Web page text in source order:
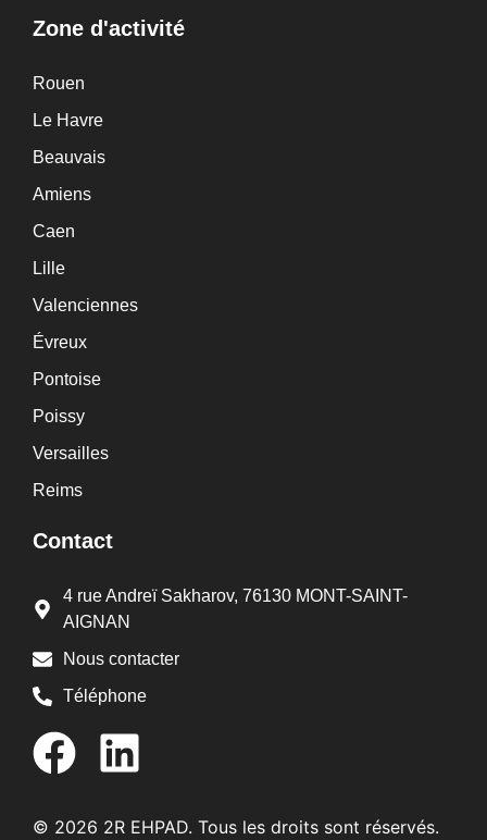
Zone d'activité
Rouen
Le Havre
Beauvais
Amiens
Caen
Lille
Valenciennes
Évreux
Pontoise
Poissy
Versailles
Reims
Contact
4 rue Andreï Sakharov, 76130 MONT-SAINT-
AIGNAN
Nous contacter
Téléphone
© 2026 2R EHPAD. Tous les droits sont réservés.